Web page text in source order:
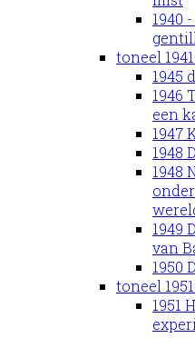
1940
toneel
1945
1946
een
1947
1948
1948
1949
van
1950
toneel
1951